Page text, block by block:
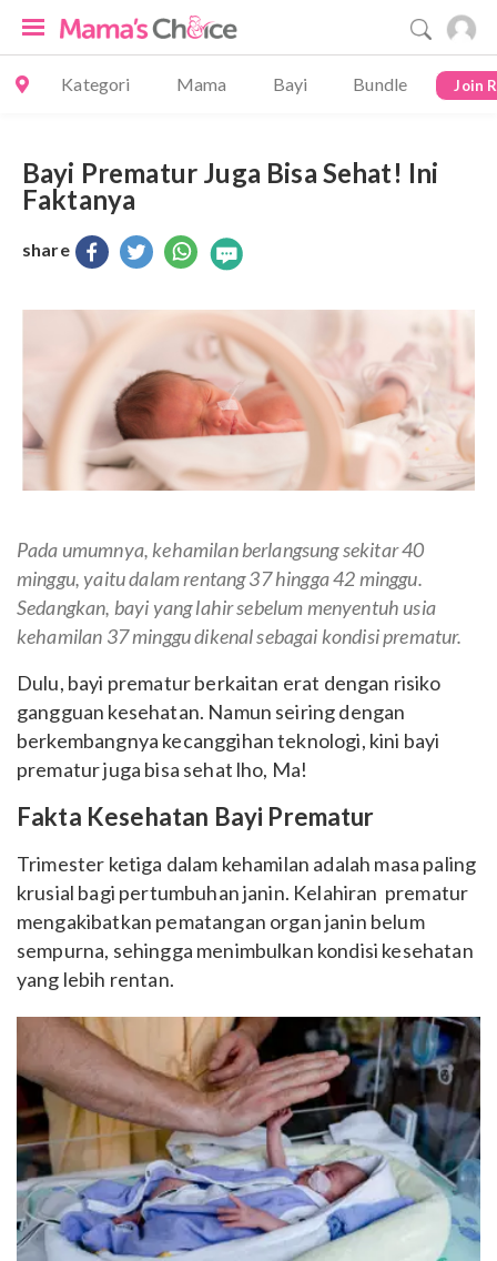
Kategori Mama Bayi Bundle Join
Bayi Prematur Juga Bisa Sehat! Ini
Faktanya
share
Pada umumnya, kehamilan berlangsung sekitar 40
minggu, yaitu dalam rentang 37 hingga 42 minggu.
Sedangkan, bayi yang lahir sebelum menyentuh usia
kehamilan 37 minggu dikenal sebagai kondisi prematur.
Dulu, bayi prematur berkaitan erat dengan risiko
gangguan kesehatan. Namun seiring dengan
berkembangnya kecanggihan teknologi, kini bayi
prematur juga bisa sehat lho, Ma!
Fakta Kesehatan Bayi Prematur
Trimester ketiga dalam kehamilan adalah masa paling
krusial bagi pertumbuhan janin. Kelahiran prematur
mengakibatkan pematangan organ janin belum
sempurna, sehingga menimbulkan kondisi kesehatan
yang lebih rentan.